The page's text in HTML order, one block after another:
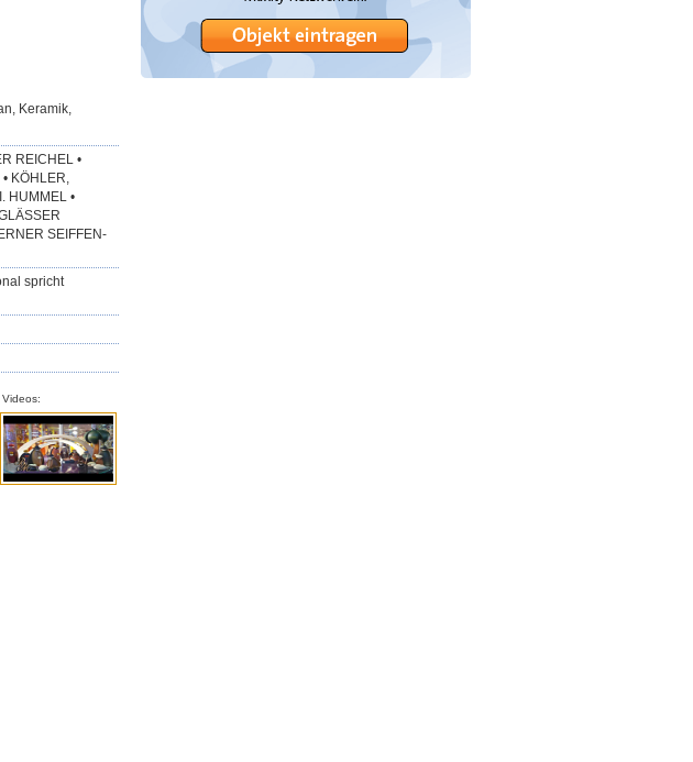
Keramik,
REICHEL •
KÖHLER,
HUMMEL •
SEIFFEN-
spricht
Videos: